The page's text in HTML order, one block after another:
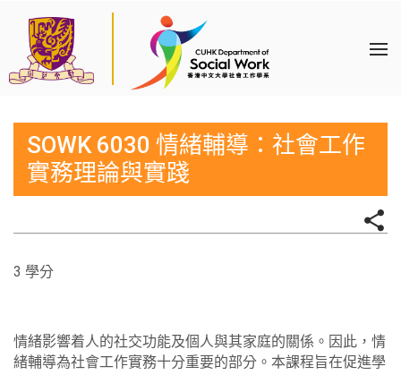
SOWK 6030 情緒輔導：社會工作
實務理論與實踐
3 學分
情緒影響着人的社交功能及個人與其家庭的關係。因此，情
緒輔導為社會工作實務十分重要的部分。本課程旨在促進學